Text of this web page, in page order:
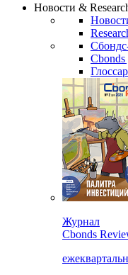
Новости &
Журнал
Cbonds